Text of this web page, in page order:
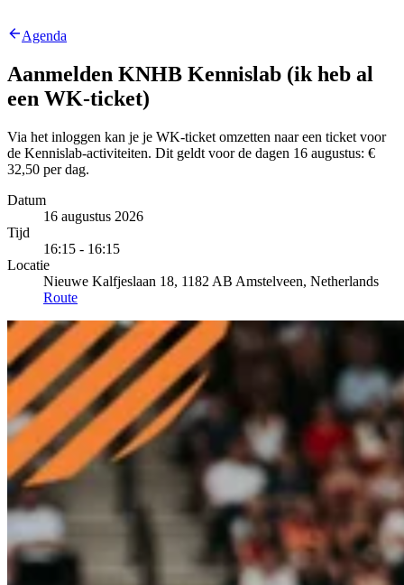
Agenda
Aanmelden KNHB Kennislab (ik heb al
een WK-ticket)
Via het inloggen kan je je WK-ticket omzetten naar een ticket voor
de Kennislab-activiteiten. Dit geldt voor de dagen 16 augustus: €
32,50 per dag.
Datum
16 augustus 2026
Tijd
16:15 - 16:15
Locatie
Nieuwe Kalfjeslaan 18, 1182 AB Amstelveen, Netherlands
Route